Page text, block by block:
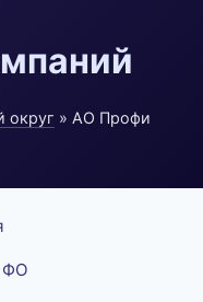
округ » АО Профи
ФО